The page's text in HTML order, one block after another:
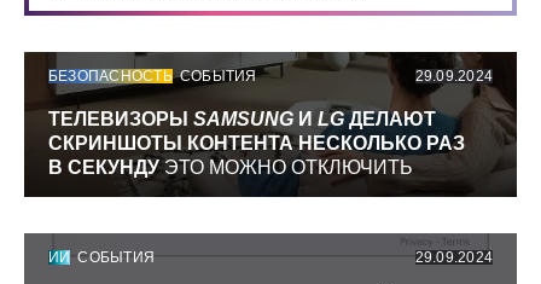
БЕЗОПАСНОСТЬ СОБЫТИЯ 29.09.2024
ТЕЛЕВИЗОРЫ SAMSUNG И LGДЕЛАЮТ
СКРИНШОТЫ КОНТЕНТА НЕСКОЛЬКО РАЗ
В СЕКУНДУЭТО МОЖНО ОТКЛЮЧИТЬ
ИИ СОБЫТИЯ 29.09.2024